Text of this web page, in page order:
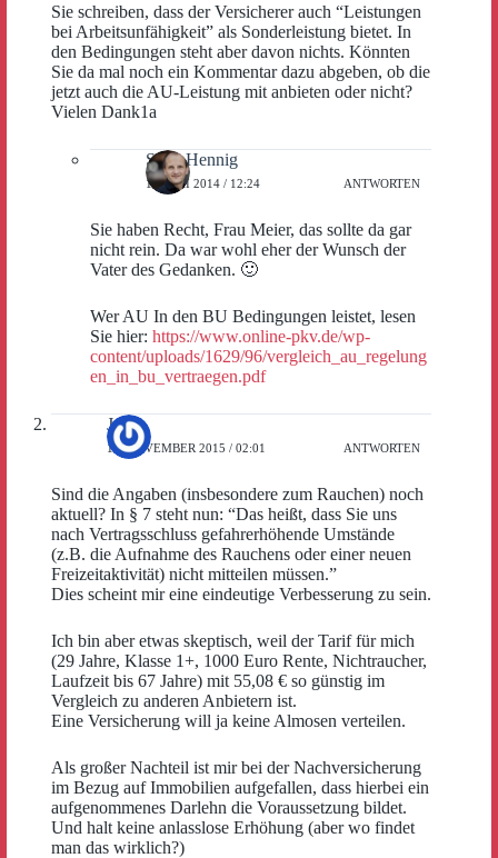
Sie schreiben, dass der Versicherer auch “Leistungen
bei Arbeitsunfähigkeit” als Sonderleistung bietet. In
den Bedingungen steht aber davon nichts. Könnten
Sie da mal noch ein Kommentar dazu abgeben, ob die
jetzt auch die AU-Leistung mit anbieten oder nicht?
Vielen Dank1a
Sven Hennig
15. MAI 2014 / 12:24 ANTWORTEN
Sie haben Recht, Frau Meier, das sollte da gar
nicht rein. Da war wohl eher der Wunsch der
Vater des Gedanken. 🙂
Wer AU In den BU Bedingungen leistet, lesen
Sie hier: https://www.online-pkv.de/wp-
content/uploads/1629/96/vergleich_au_regelung
en_in_bu_vertraegen.pdf
Jan
14. NOVEMBER 2015 / 02:01 ANTWORTEN
Sind die Angaben (insbesondere zum Rauchen) noch
aktuell? In § 7 steht nun: “Das heißt, dass Sie uns
nach Vertragsschluss gefahrerhöhende Umstände
(z.B. die Aufnahme des Rauchens oder einer neuen
Freizeitaktivität) nicht mitteilen müssen.”
Dies scheint mir eine eindeutige Verbesserung zu sein.
Ich bin aber etwas skeptisch, weil der Tarif für mich
(29 Jahre, Klasse 1+, 1000 Euro Rente, Nichtraucher,
Laufzeit bis 67 Jahre) mit 55,08 € so günstig im
Vergleich zu anderen Anbietern ist.
Eine Versicherung will ja keine Almosen verteilen.
Als großer Nachteil ist mir bei der Nachversicherung
im Bezug auf Immobilien aufgefallen, dass hierbei ein
aufgenommenes Darlehn die Voraussetzung bildet.
Und halt keine anlasslose Erhöhung (aber wo findet
man das wirklich?)